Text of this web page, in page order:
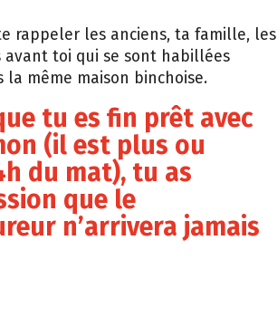
rappeler les anciens, ta famille, les
avant toi qui se sont habillées
la même maison binchoise.
tu es fin prêt avec
(il est plus ou
du mat), tu as
que le
n’arrivera jamais